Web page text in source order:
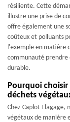
résiliente. Cette
illustre une prise de
offre également une
coûteux et polluants
l'exemple en matière
communauté prendre
durable.
Pourquoi choisir
déchets
Chez Caplot Elagage,
végétaux de manière